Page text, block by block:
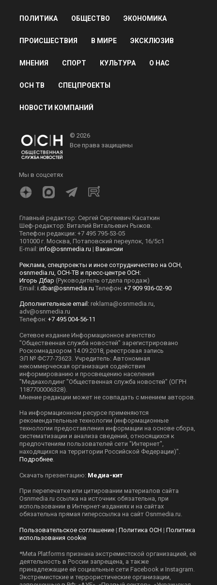
ПОЛИТИКА ОБЩЕСТВО ЭКОНОМИКА
ПРОИСШЕСТВИЯ В МИРЕ ЭКСКЛЮЗИВ
МНЕНИЯ СПОРТ КУЛЬТУРА О НАС
ОСН ТВ СПЕЦПРОЕКТЫ
НОВОСТИ КОМПАНИЙ
© 2026
Все права защищены
Мы в соцсетях
Главный редактор: Сергей Сергеевич Касаткин
Шеф-редактор: Виталий Витальевич Рыжов.
Телефон редакции: +7 495 795-53-05
101000 г. Москва, Потаповский переулок, 16/5с1
E-mail: info@osnmedia.ru | Вакансии
Реклама, спецпроекты и иное сотрудничество на ОСН,
osnmedia.ru, ОСН-ТВ и пресс-центре ОСН:
Игорь Дбар (Руководитель отдела продаж)
Email: i.dbar@osnmedia.ru Телефон: +7 909 936-02-90
Дополнительные email: reklama@osnmedia.ru
adv@osnmedia.ru
Телефон: +7 495 004-56-11
Сетевое издание Информационное агентство
"Общественная служба новостей" зарегистрировано
Роскомнадзором 14.09.2018, реестровая запись
ЭЛ № ФС77-73623. Учредитель: Автономная
некоммерческая организация содействия
информированию и просвещению населения
"Медиахолдинг "Общественная служба новостей" (ОГРН
1187700006328).
Мнение редакции может не совпадать с мнением авторов.
На информационном ресурсе применяются
рекомендательные технологии (информационные
технологии предоставления информации на основе сбора,
систематизации и анализа сведений, относящихся к
предпочтениям пользователей сети "Интернет",
находящихся на территории Российской Федерации)".
Подробнее
Скачать презентацию: Медиа-кит
При перепечатке или цитировании материалов сайта
Оsnmedia.ru ссылка на источник обязательна, при
использовании в Интернет-изданиях и на сайтах
обязательна прямая гиперссылка на сайт Оsnmedia.ru.
Пользовательское соглашение | Политика ОСН | Политика
использования cookie
*Meta Platforms признана экстремистской организацией, её
деятельность в России запрещена, а также
принадлежащие ей социальные сети Facebook и Instagram.
Экстремистские и террористические организации,